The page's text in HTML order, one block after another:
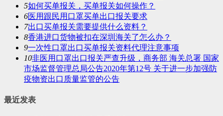
5如何买单报关，买单报关如何操作？
6医用跟民用口罩买单出口报关要求
7出口买单报关需要提供什么资料？
8香港进口货物被扣在深圳海关了怎么办？
9一次性口罩出口买单报关资料代理注意事项
10非医用口罩出口报关严查升级，商务部 海关总署 国家
市场监督管理总局公告2020年第12号 关于进一步加强防
疫物资出口质量监管的公告
最近发表